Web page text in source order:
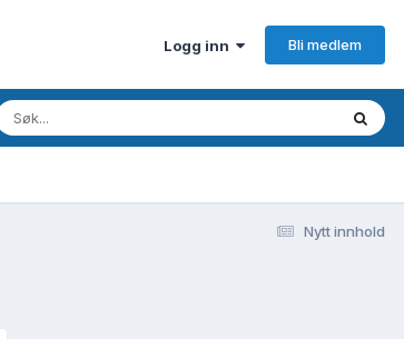
Logg inn Bli medlem
Nytt innhold